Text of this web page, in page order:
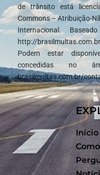
de trânsito está
Commons – Atribuição-
Internacional.
http://brasilmultas.com.br
Podem estar
concedidas no
brasilmultas.com.br/
Início